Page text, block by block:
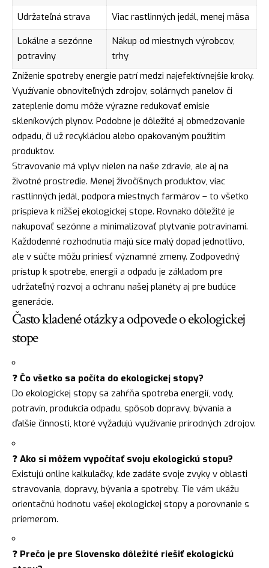
Udržateľná strava
Viac rastlinných jedál, menej mäsa
Lokálne a sezónne
potraviny
Nákup od miestnych výrobcov,
trhy
Zníženie spotreby energie patrí medzi najefektívnejšie kroky.
Využívanie obnoviteľných zdrojov, solárnych panelov či
zateplenie domu môže výrazne redukovať emisie
skleníkových plynov. Podobne je dôležité aj obmedzovanie
odpadu, či už recykláciou alebo opakovaným použitím
produktov.
Stravovanie má vplyv nielen na naše zdravie, ale aj na
životné prostredie. Menej živočíšnych produktov, viac
rastlinných jedál, podpora miestnych farmárov – to všetko
prispieva k nižšej ekologickej stope. Rovnako dôležité je
nakupovať sezónne a minimalizovať plytvanie potravinami.
Každodenné rozhodnutia majú síce malý dopad jednotlivo,
ale v súčte môžu priniesť významné zmeny. Zodpovedný
prístup k spotrebe, energii a odpadu je základom pre
udržateľný rozvoj a ochranu našej planéty aj pre budúce
generácie.
Často kladené otázky a odpovede o ekologickej
stope
❓ Čo všetko sa počíta do ekologickej stopy?
Do ekologickej stopy sa zahŕňa spotreba energií, vody,
potravín, produkcia odpadu, spôsob dopravy, bývania a
ďalšie činnosti, ktoré vyžadujú využívanie prírodných zdrojov.
❓ Ako si môžem vypočítať svoju ekologickú stopu?
Existujú online kalkulačky, kde zadáte svoje zvyky v oblasti
stravovania, dopravy, bývania a spotreby. Tie vám ukážu
orientačnú hodnotu vašej ekologickej stopy a porovnanie s
priemerom.
❓ Prečo je pre Slovensko dôležité riešiť ekologickú